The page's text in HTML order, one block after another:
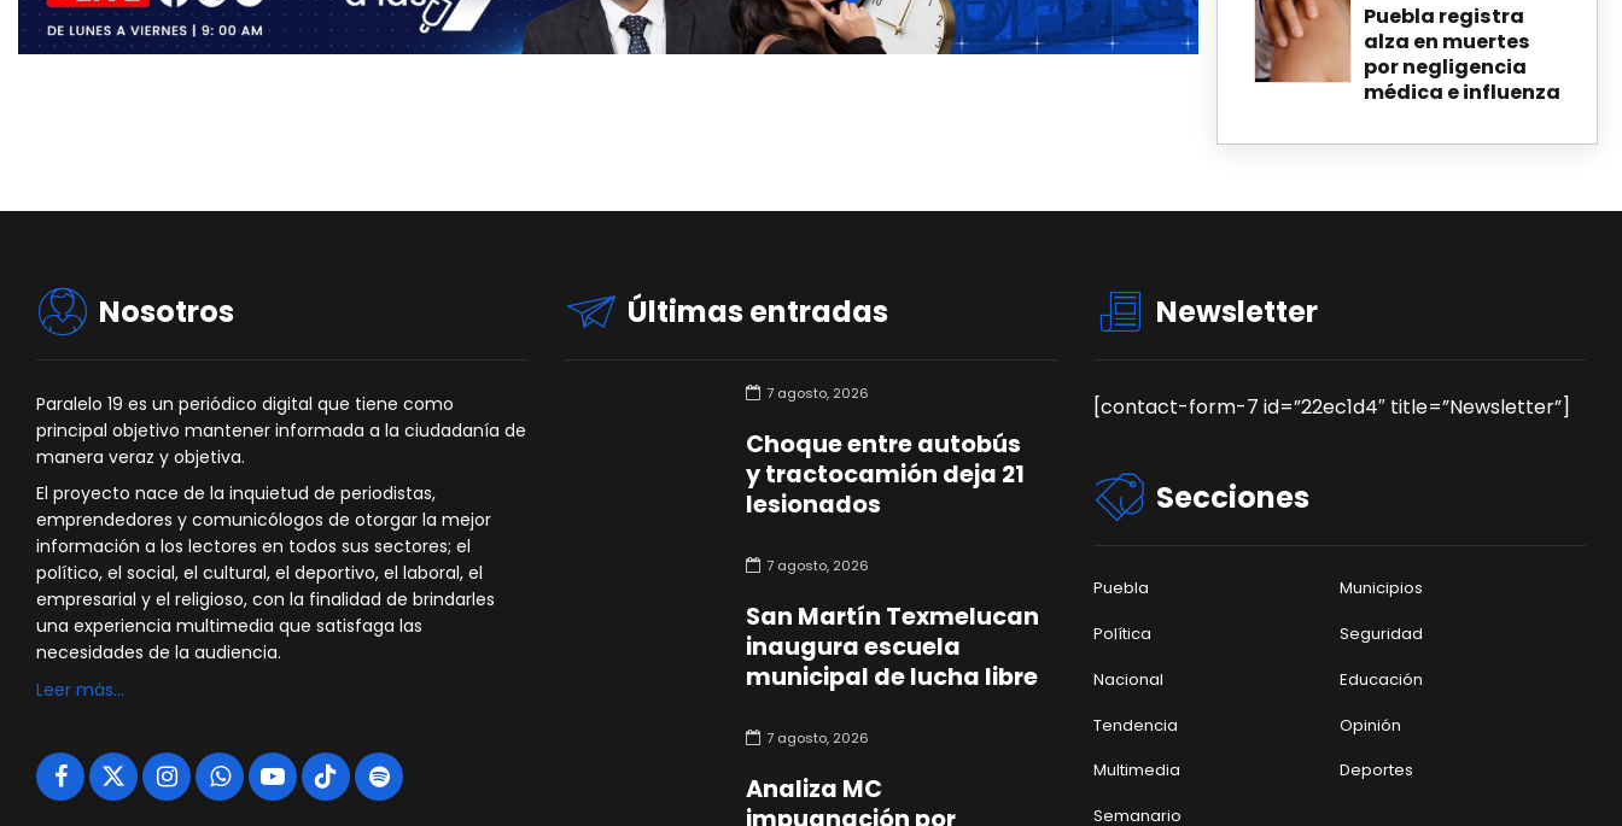
Puebla registra
alza en muertes
por negligencia
médica e influenza
Nosotros
Paralelo 19 es un periódico digital que tiene como
principal objetivo mantener informada a la ciudadanía de
manera veraz y objetiva.
El proyecto nace de la inquietud de periodistas,
emprendedores y comunicólogos de otorgar la mejor
información a los lectores en todos sus sectores; el
político, el social, el cultural, el deportivo, el laboral, el
empresarial y el religioso, con la finalidad de brindarles
una experiencia multimedia que satisfaga las
necesidades de la audiencia.
Leer más…
Últimas entradas
7 agosto, 2026
Choque entre autobús
y tractocamión deja 21
lesionados
7 agosto, 2026
San Martín Texmelucan
inaugura escuela
municipal de lucha libre
7 agosto, 2026
Analiza MC
impugnación por
Newsletter
[contact-form-7 id=”22ec1d4″ title=”Newsletter”]
Secciones
Puebla
Municipios
Política
Seguridad
Nacional
Educación
Tendencia
Opinión
Multimedia
Deportes
Semanario